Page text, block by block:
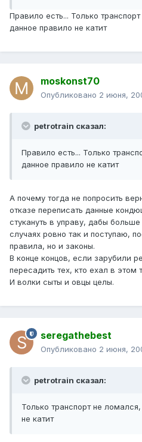
Правило есть... Только
данное правило не катит
moskonst70
Опубликовано 2 июня,
petrotrain сказал:
Правило есть... Только
данное правило не катит
А почему тогда не попросить
отказе переписать данные
стукануть в управу, дабы
случаях ровно так и поступаю,
правила, но и законы.
В конце концов, если зарубили
пересадить тех, кто ехал в
И волки сыты и овцы целы.
seregathebest
Опубликовано 2 июня,
petrotrain сказал:
Только транспорт не
не катит